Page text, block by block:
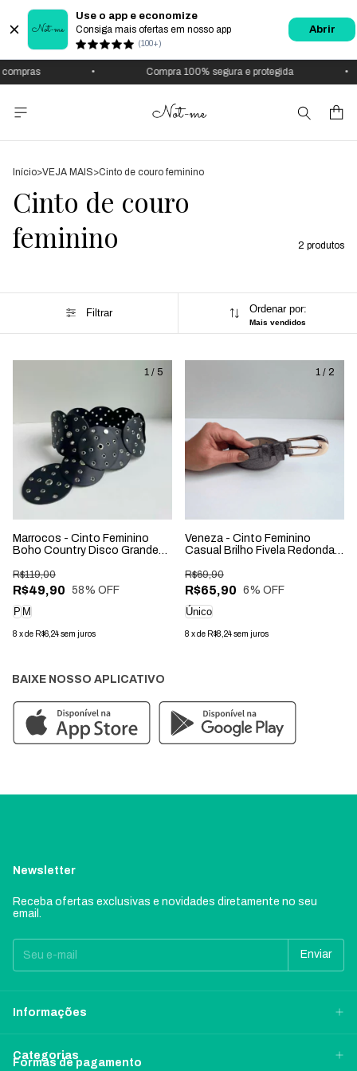
Use o app e economize
Consiga mais ofertas em nosso app
(100+)
Abrir
Compra 100% segura e protegida
Início>VEJA MAIS>Cinto de couro feminino
Cinto de couro
feminino
2 produtos
Filtrar Ordenar por:
Mais vendidos
1 / 5
Marrocos - Cinto Feminino
Boho Country Disco Grande
R$49,90
R$119,00
58% OFF
P M
8 xde R$6,24sem juros
1 / 2
Veneza - Cinto Feminino
Casual Brilho Fivela Redonda
R$65,90
R$69,90
6% OFF
Único
8 xde R$8,24sem juros
BAIXE NOSSO APLICATIVO
Newsletter
Receba ofertas exclusivas e novidades diretamente no seu
email.
Informações
Categorias
Formas de pagamento